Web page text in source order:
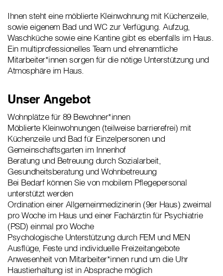
Ihnen steht eine möblierte Kleinwohnung mit Küchenzeile,
sowie eigenem Bad und WC zur Verfügung. Aufzug,
Waschküche sowie eine Kantine gibt es ebenfalls im Haus.
Ein multiprofessionelles Team und ehrenamtliche
Mitarbeiter*innen sorgen für die nötige Unterstützung und
Atmosphäre im Haus.
Unser Angebot
Wohnplätze für 89 Bewohner*innen
Möblierte Kleinwohnungen (teilweise barrierefrei) mit
Küchenzeile und Bad für Einzelpersonen und
Gemeinschaftsgarten im Innenhof
Beratung und Betreuung durch Sozialarbeit,
Gesundheitsberatung und Wohnbetreuung
Bei Bedarf können Sie von mobilem Pflegepersonal
unterstützt werden
Ordination einer Allgemeinmedizinerin (9er Haus) zweimal
pro Woche im Haus und einer Fachärztin für Psychiatrie
(PSD) einmal pro Woche
Psychologische Unterstützung durch FEM und MEN
Ausflüge, Feste und individuelle Freizeitangebote
Anwesenheit von Mitarbeiter*innen rund um die Uhr
Haustierhaltung ist in Absprache möglich